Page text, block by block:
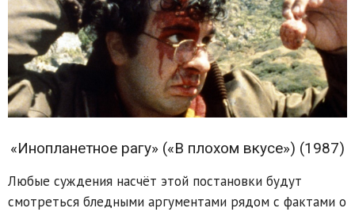
«Инопланетное рагу» («В плохом вкусе») (1987)
Любые суждения насчёт этой постановки будут
смотреться бледными аргументами рядом с фактами о